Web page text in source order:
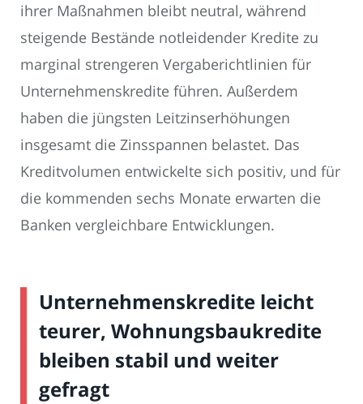
ihrer Maßnahmen bleibt neutral, während
steigende Bestände notleidender Kredite zu
marginal strengeren Vergaberichtlinien für
Unternehmenskredite führen. Außerdem
haben die jüngsten Leitzinserhöhungen
insgesamt die Zinsspannen belastet. Das
Kreditvolumen entwickelte sich positiv, und für
die kommenden sechs Monate erwarten die
Banken vergleichbare Entwicklungen.
Unternehmenskredite leicht
teurer, Wohnungsbaukredite
bleiben stabil und weiter
gefragt